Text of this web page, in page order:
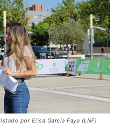
por Elisa García Faya (LNF)